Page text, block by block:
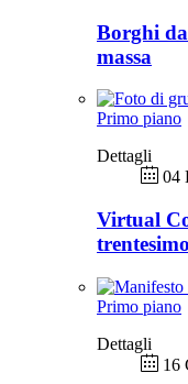
Borghi
massa
Primo piano
Dettagli
04
Virtual
trentesimo
Primo piano
Dettagli
16